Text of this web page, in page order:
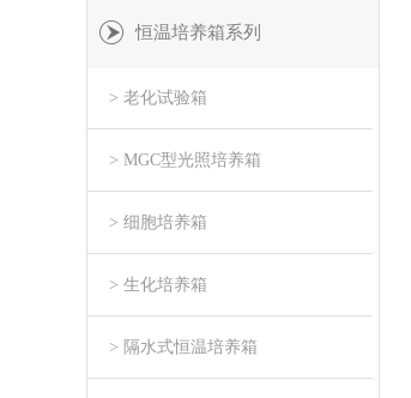
恒温培养箱系列
> 老化试验箱
> MGC型光照培养箱
> 细胞培养箱
> 生化培养箱
> 隔水式恒温培养箱